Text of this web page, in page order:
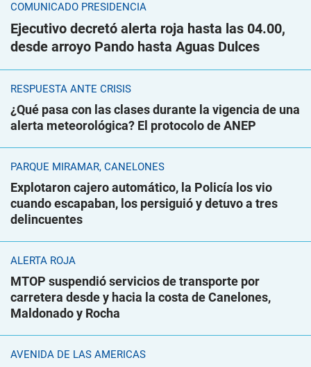
COMUNICADO PRESIDENCIA
Ejecutivo decretó alerta roja hasta las 04.00,
desde arroyo Pando hasta Aguas Dulces
RESPUESTA ANTE CRISIS
¿Qué pasa con las clases durante la vigencia de una
alerta meteorológica? El protocolo de ANEP
PARQUE MIRAMAR, CANELONES
Explotaron cajero automático, la Policía los vio
cuando escapaban, los persiguió y detuvo a tres
delincuentes
ALERTA ROJA
MTOP suspendió servicios de transporte por
carretera desde y hacia la costa de Canelones,
Maldonado y Rocha
AVENIDA DE LAS AMÉRICAS